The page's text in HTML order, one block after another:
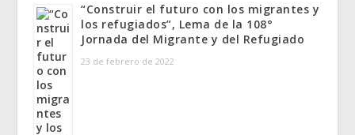
“Construir el futuro con los migrantes y
los refugiados”, Lema de la 108°
Jornada del Migrante y del Refugiado
23 de febrero de 2022